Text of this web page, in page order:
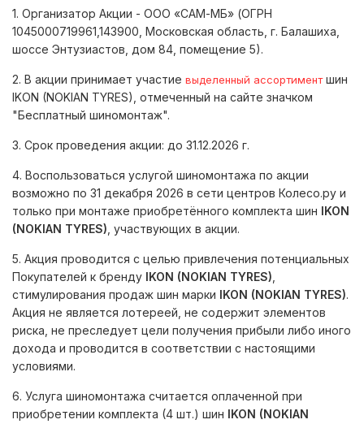
1. Организатор Акции - ООО «САМ-МБ» (ОГРН
1045000719961,143900, Московская область, г. Балашиха,
шоссе Энтузиастов, дом 84, помещение 5).
2. В акции принимает участие выделенный ассортиментшин
IKON (NOKIAN TYRES), отмеченный на сайте значком
"Бесплатный шиномонтаж".
3. Срок проведения акции: до 31.12.2026 г.
4. Воспользоваться услугой шиномонтажа по акции
возможно по 31 декабря 2026 в сети центров Колесо.ру и
только при монтаже приобретённого комплекта шин IKON
(NOKIAN TYRES) , участвующих в акции.
5. Акция проводится с целью привлечения потенциальных
Покупателей к бренду IKON (NOKIAN TYRES)
стимулирования продаж шин марки IKON (NOKIAN TYRES).
Акция не является лотереей, не содержит элементов
риска, не преследует цели получения прибыли либо иного
дохода и проводится в соответствии с настоящими
условиями.
6. Услуга шиномонтажа считается оплаченной при
приобретении комплекта (4 шт.) шин IKON (NOKIAN